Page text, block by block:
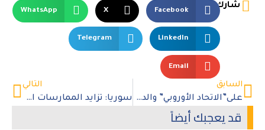
شارك
Facebook
X
WhatsApp
LinkedIn
Telegram
Email
السابق
على”الاتحاد الأوروبي” والدول المضيفة الأخرى تسهيل زيارات العودة الاستطلاعية للسوريين
التالي
سوريا: تزايد الممارسات الانتقامية وسط حلقة جديدة من الانتهاكات بحق المدنيين بما يهدد الاستقرار والسّلم الأهلي
قد يعجبك أيضاً